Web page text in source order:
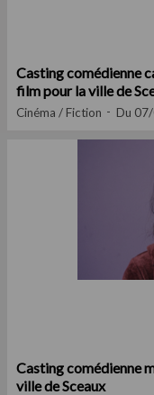
Casting comédienne
film pour la ville de
Cinéma / Fiction Du
Casting comédienne
ville de Sceaux